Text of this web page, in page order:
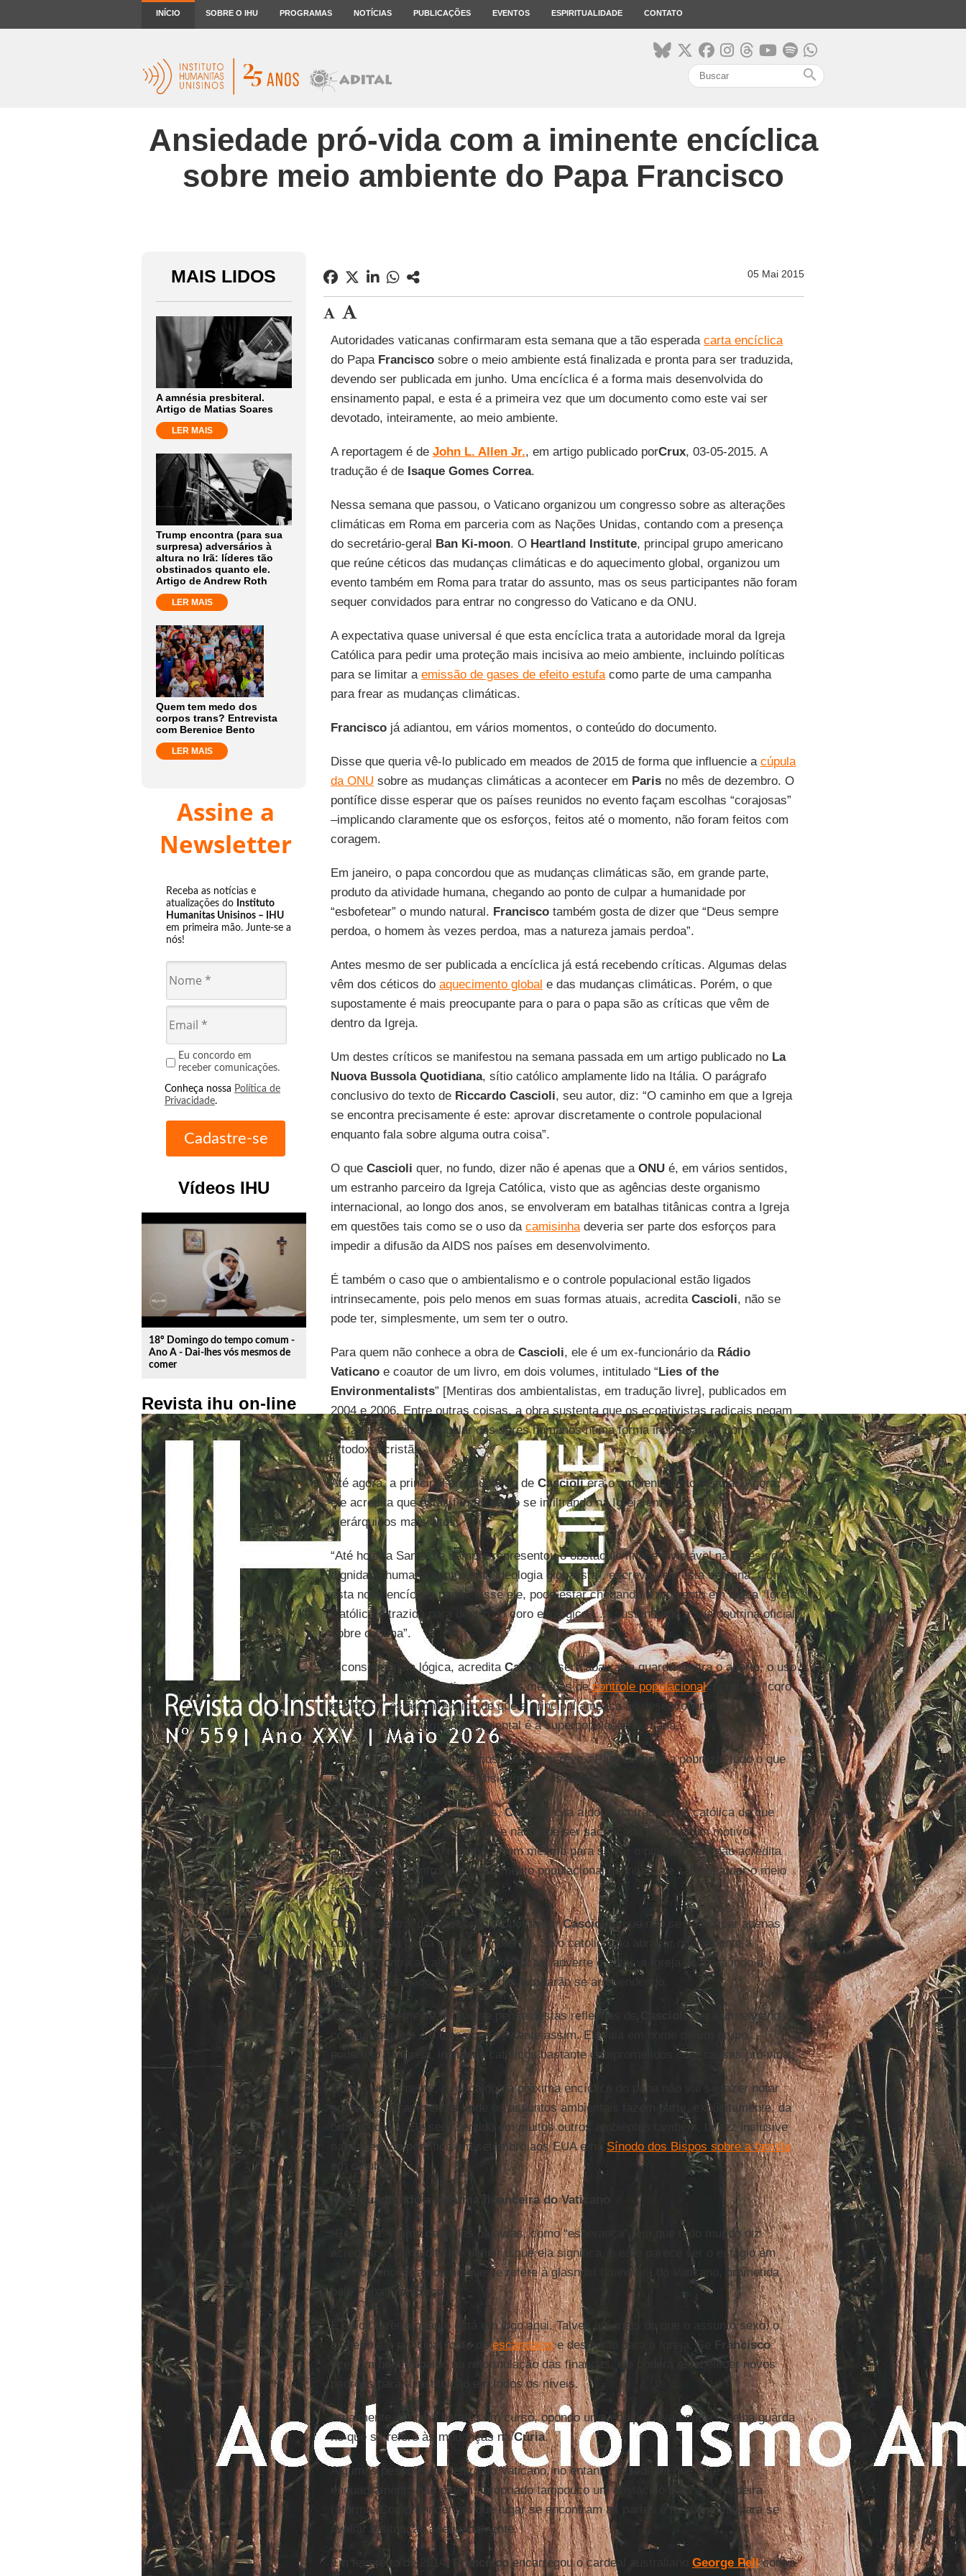
INÍCIO SOBRE O IHU PROGRAMAS NOTÍCIAS PUBLICAÇÕES EVENTOS ESPIRITUALIDADE CONTATO
search
Ansiedade pró-vida com a iminente encíclica
sobre meio ambiente do Papa Francisco
MAIS LIDOS
A amnésia presbiteral.
Artigo de Matias Soares
LER MAIS
Trump encontra (para sua
surpresa) adversários à
altura no Irã: líderes tão
obstinados quanto ele.
Artigo de Andrew Roth
LER MAIS
Quem tem medo dos
corpos trans? Entrevista
com Berenice Bento
LER MAIS
Assine a
Newsletter
Receba as notícias e
atualizações do Instituto
Humanitas Unisinos – IHU
em primeira mão. Junte-se a
nós!
Eu concordo em
receber comunicações.
Conheça nossa Política de
Privacidade.
Vídeos IHU
play_circle_outline
18º Domingo do tempo comum -
Ano A - Dai-lhes vós mesmos de
comer
Revista ihu on-line
05 Mai 2015
Autoridades vaticanas confirmaram esta semana que a tão esperada carta encíclica
do Papa Franciscosobre o meio ambiente está finalizada e pronta para ser traduzida,
devendo ser publicada em junho. Uma encíclica é a forma mais desenvolvida do
ensinamento papal, e esta é a primeira vez que um documento como este vai ser
devotado, inteiramente, ao meio ambiente.
A reportagem é de John L. Allen Jr., em artigo publicado porCrux, 03-05-2015. A
tradução é de Isaque Gomes Correa.
Nessa semana que passou, o Vaticano organizou um congresso sobre as alterações
climáticas em Roma em parceria com as Nações Unidas, contando com a presença
do secretário-geral Ban Ki-moon. O Heartland Institute, principal grupo americano
que reúne céticos das mudanças climáticas e do aquecimento global, organizou um
evento também em Roma para tratar do assunto, mas os seus participantes não foram
sequer convidados para entrar no congresso do Vaticano e da ONU.
A expectativa quase universal é que esta encíclica trata a autoridade moral da Igreja
Católica para pedir uma proteção mais incisiva ao meio ambiente, incluindo políticas
para se limitar a emissão de gases de efeito estufacomo parte de uma campanha
para frear as mudanças climáticas.
Franciscojá adiantou, em vários momentos, o conteúdo do documento.
Disse que queria vê-lo publicado em meados de 2015 de forma que influencie a cúpula
da ONU sobre as mudanças climáticas a acontecer em Parisno mês de dezembro. O
pontífice disse esperar que os países reunidos no evento façam escolhas “corajosas”
–implicando claramente que os esforços, feitos até o momento, não foram feitos com
coragem.
Em janeiro, o papa concordou que as mudanças climáticas são, em grande parte,
produto da atividade humana, chegando ao ponto de culpar a humanidade por
“esbofetear” o mundo natural. Franciscotambém gosta de dizer que “Deus sempre
perdoa, o homem às vezes perdoa, mas a natureza jamais perdoa”.
Antes mesmo de ser publicada a encíclica já está recebendo críticas. Algumas delas
vêm dos céticos do aquecimento global e das mudanças climáticas. Porém, o que
supostamente é mais preocupante para o para o papa são as críticas que vêm de
dentro da Igreja.
Um destes críticos se manifestou na semana passada em um artigo publicado noLa
Nuova Bussola Quotidiana, sítio católico amplamente lido na Itália. O parágrafo
conclusivo do texto de Riccardo Cascioli, seu autor, diz: “O caminho em que a Igreja
se encontra precisamente é este: aprovar discretamente o controle populacional
enquanto fala sobre alguma outra coisa”.
O que Cascioli quer, no fundo, dizer não é apenas que a ONUé, em vários sentidos,
um estranho parceiro da Igreja Católica, visto que as agências deste organismo
internacional, ao longo dos anos, se envolveram em batalhas titânicas contra a Igreja
em questões tais como se o uso da camisinhadeveria ser parte dos esforços para
impedir a difusão da AIDS nos países em desenvolvimento.
É também o caso que o ambientalismo e o controle populacional estão ligados
intrinsecamente, pois pelo menos em suas formas atuais, acredita Cascioli, não se
pode ter, simplesmente, um sem ter o outro.
Para quem não conhece a obra de Cascioli, ele é um ex-funcionário daRádio
Vaticanoe coautor de um livro, em dois volumes, intitulado “Lies of the
Environmentalists” [Mentiras dos ambientalistas, em tradução livre], publicados em
2004 e 2006. Entre outras coisas, a obra sustenta que os ecoativistas radicais negam
o status espiritual singular dos seres humanos numa forma incompatível com a
ortodoxia cristã.
Até agora, a principal preocupação de Cascioliera o ambientalismo secular. Agora,
ele acredita que estas forças estão se infiltrando na Igreja em seus níveis
hierárquicos mais altos.
“Até hoje, a Santa Sé sempre representou o obstáculo final e inviolável na defesa da
dignidade humana contra uma ideologia globalista”, escreveu ele esta semana. Com
esta nova encíclica papal, disse ele, pode estar chegando o momento em que a “Igreja
Católica é trazida para dentro do coro ecológico (...) sustentando a sua doutrina oficial
sobre o clima”.
A consequência lógica, acredita Cascioli , será abaixar a guarda contra o aborto, o uso
de métodos contraceptivos e outras medidas decontrole populacional, porque o “coro
ecológico” está convencido de que a principal ameaça ao desenvolvimento
sustentável e à harmonia ambiental é a superpopulação humana.
“É a história que acostumamos ouvir”, escreve. “Para eliminar a pobreza, tudo o que
precisamos fazer é eliminar fisicamente os pobres”.
Em contraste com estas ideias,Cascioli
cita a doutrina tradicional católica de que
“toda a vida humana é sagrada e não pode ser sacrificada por nenhum motivo”,
acrescentando por si mesmo: “Nem mesmo para salvar o planeta”. Ele não acredita
que é preciso controlar o crescimento populacional no intuito de salvaguardar o meio
ambiente.
O ponto central da discussão proposta porCasciolié que não se pode ficar apenas
com parte da pauta secular ambiental. Se o catolicismo abraçar oficialmente a
cruzada contra as alterações climáticas, adverte o autor, a Igreja acabará indo a
lugares indesejados, em que todos acabarão se arrependendo.
Independentemente do que se pense destas reflexões de Cascioli, será um engano
concluir que ele é o único que se sente assim. Ele fala em nome de um grupo
poderoso na Igreja, incluindo católicos bastante comprometidos com causas pró-vida.
Consequentemente, o rescaldo da próxima encíclica do papa não vai se fazer notar
somente nos ambientes onde os assuntos ambientais fazem parte, explicitamente, da
ordem do dia. Ele será sentido em muitos outros ambientes também, talvez inclusive
na viagem do pontífice em setembro aos EUA e no Sínodo dos Bispos sobre a família
em outubro.
Reenquadrando a reforma financeira do Vaticano
“Reforma” é uma daquelas palavras, como “esperança”, em que todo mundo diz
acreditar. A parte difícil é definir o que ela significa, e este parece ser o estágio em
que nos encontramos no que se refere à glasnost financeira do Vaticano, prometida
pelo Papa
Francisco.
É difícil dizer o quanto está em jogo aqui. Talvez até mais do que o assunto sexo, o
dinheiro é a principal fonte deescândalose desilusão para a Igreja. Se
Francisco
fizer um bom trabalho na reformulação das finanças, ele poderá estabelecer novos
padrões para a instituição em todos os níveis.
Atualmente, há uma batalha em curso, opondo uma equipe nova contra a velha guarda
no que se refere às mudanças naCúria.
Algumas pessoas de dentro do Vaticano, no entanto, acreditam que este
enquadramento não é nem apropriado tampouco um obstáculo para a verdadeira
reforma. Compreender em que lugar se encontram as partes é fundamental para se
avaliar a situação adequadamente.
Em fevereiro de 2014, Franciscoencarregou o cardeal australiano George Pellcom a